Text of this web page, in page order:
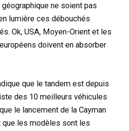
ne soient pas
lumière ces débouchés
Ok, USA, Moyen-Orient et les
doivent en absorber
que le tandem est depuis
des 10 meilleurs véhicules
le lancement de la Cayman
les modèles sont les